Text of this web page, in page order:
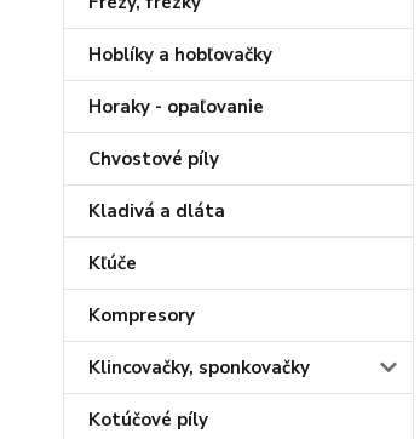
Hoblíky a hobľovačky
Horaky - opaľovanie
Chvostové píly
Kladivá a dláta
Kľúče
Kompresory
Klincovačky, sponkovačky
Kotúčové píly